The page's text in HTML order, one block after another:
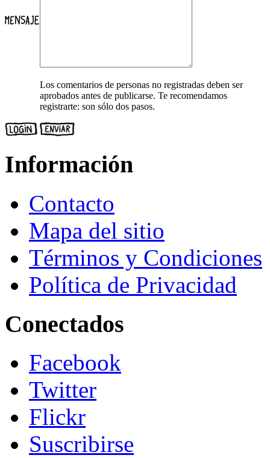
Los comentarios de personas no registradas deben ser
aprobados antes de publicarse. Te recomendamos
registrarte: son sólo dos pasos.
Información
Contacto
Mapa del sitio
Términos y Condiciones
Política de Privacidad
Conectados
Facebook
Twitter
Flickr
Suscribirse